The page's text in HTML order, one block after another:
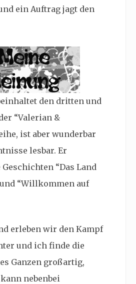
ein Auftrag jagt den
den dritten und
“Valerian &
ist aber wunderbar
lesbar. Er
“Das Land
“Willkommen auf
erleben wir den Kampf
und ich finde die
Ganzen großartig,
nebenbei